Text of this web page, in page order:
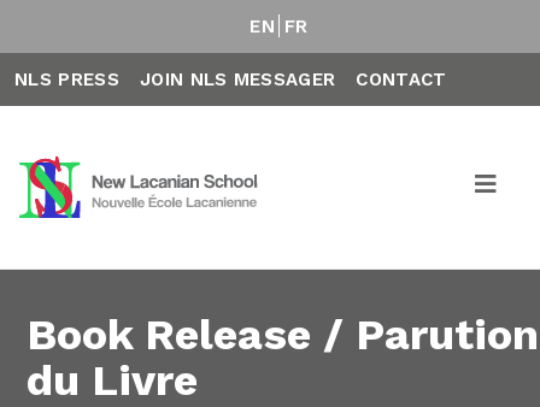
EN FR
NLS PRESS JOIN NLS MESSAGER CONTACT
Book Release / Parution
du Livre